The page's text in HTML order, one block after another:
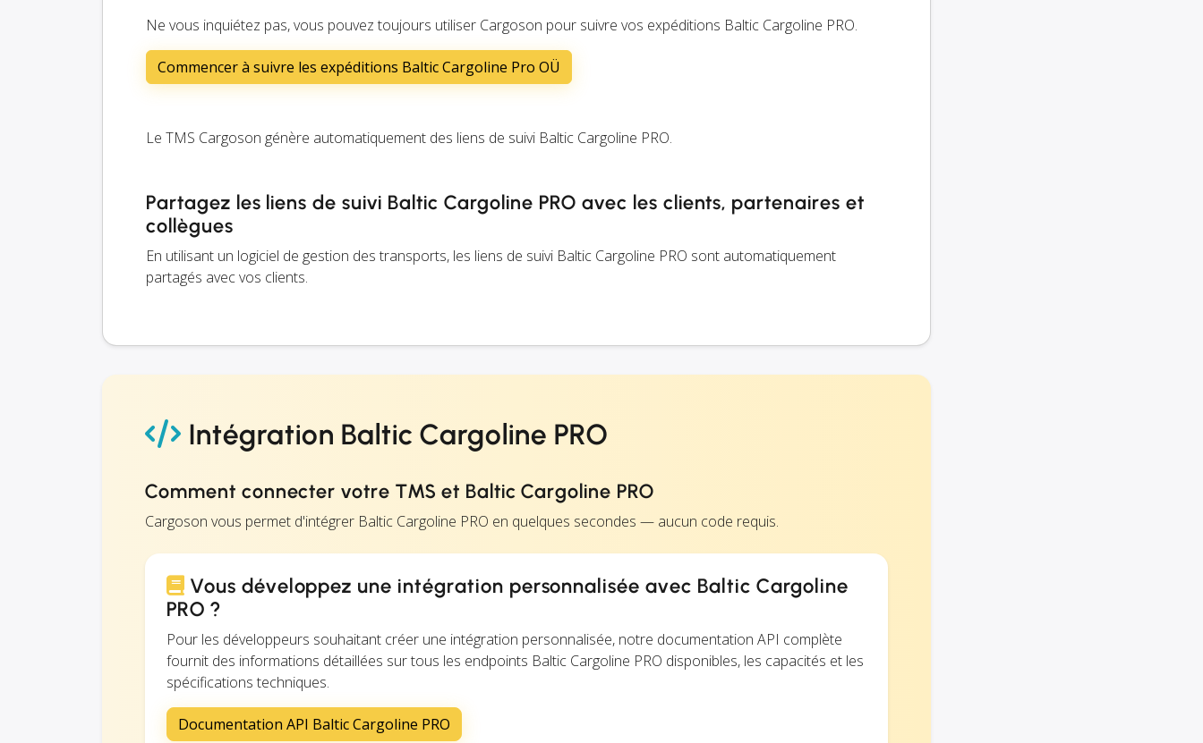
Ne vous inquiétez pas, vous pouvez toujours utiliser Cargoson pour suivre vos expéditions Baltic Cargoline PRO.
Commencer à suivre les expéditions Baltic Cargoline Pro OÜ
Le TMS Cargoson génère automatiquement des liens de suivi Baltic Cargoline PRO.
Partagez les liens de suivi Baltic Cargoline PRO avec les clients, partenaires et
collègues
En utilisant un logiciel de gestion des transports, les liens de suivi Baltic Cargoline PRO sont automatiquement
partagés avec vos clients.
Intégration Baltic Cargoline PRO
Comment connecter votre TMS et Baltic Cargoline PRO
Cargoson vous permet d'intégrer Baltic Cargoline PRO en quelques secondes — aucun code requis.
Vous développez une intégration personnalisée avec Baltic Cargoline
PRO ?
Pour les développeurs souhaitant créer une intégration personnalisée, notre documentation API complète
fournit des informations détaillées sur tous les endpoints Baltic Cargoline PRO disponibles, les capacités et les
spécifications techniques.
Documentation API Baltic Cargoline PRO